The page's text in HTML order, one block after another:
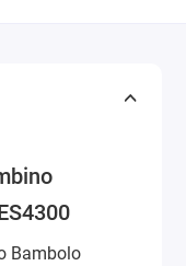
Bambolo